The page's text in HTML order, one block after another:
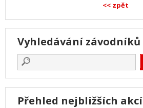
<< zpět
Vyhledávání závodníků
Přehled nejbližších akcí